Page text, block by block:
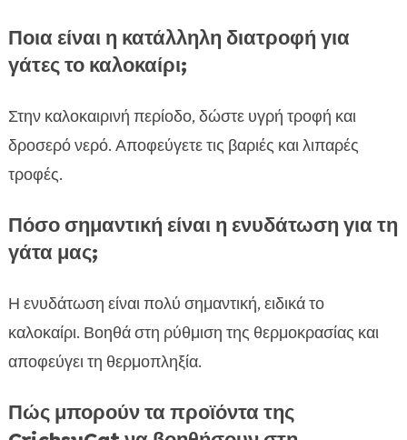
Ποια είναι η κατάλληλη διατροφή για
γάτες το καλοκαίρι;
Στην καλοκαιρινή περίοδο, δώστε υγρή τροφή και
δροσερό νερό. Αποφεύγετε τις βαριές και λιπαρές
τροφές.
Πόσο σημαντική είναι η ενυδάτωση για τη
γάτα μας;
Η ενυδάτωση είναι πολύ σημαντική, ειδικά το
καλοκαίρι. Βοηθά στη ρύθμιση της θερμοκρασίας και
αποφεύγει τη θερμοπληξία.
Πώς μπορούν τα προϊόντα της